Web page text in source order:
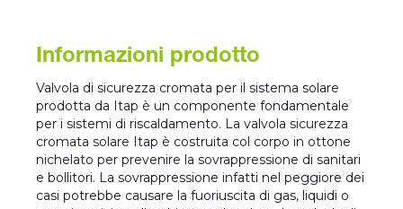
Informazioni prodotto
Valvola di sicurezza cromata per il sistema solare
prodotta da Itap è un componente fondamentale
per i sistemi di riscaldamento. La valvola sicurezza
cromata solare Itap è costruita col corpo in ottone
nichelato per prevenire la sovrappressione di sanitari
e bollitori. La sovrappressione infatti nel peggiore dei
casi potrebbe causare la fuoriuscita di gas, liquidi o